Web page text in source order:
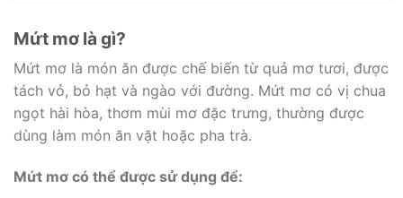
Mứt mơ là gì?
Mứt mơ là món ăn được chế biến từ quả mơ tươi, được
tách vỏ, bỏ hạt và ngào với đường. Mứt mơ có vị chua
ngọt hài hòa, thơm mùi mơ đặc trưng, thường được
dùng làm món ăn vặt hoặc pha trà.
Mứt mơ có thể được sử dụng để: